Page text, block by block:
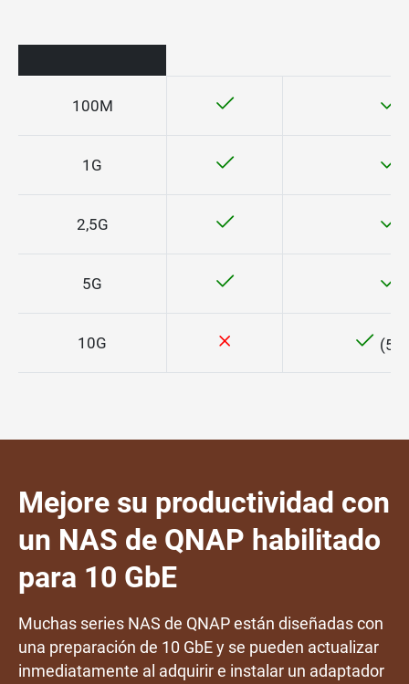
100M
1G
2,5G
5G
10G (55
Mejore su productividad con
un NAS de QNAP habilitado
para 10 GbE
Muchas series NAS de QNAP están diseñadas con
una preparación de 10 GbE y se pueden actualizar
inmediatamente al adquirir e instalar un adaptador